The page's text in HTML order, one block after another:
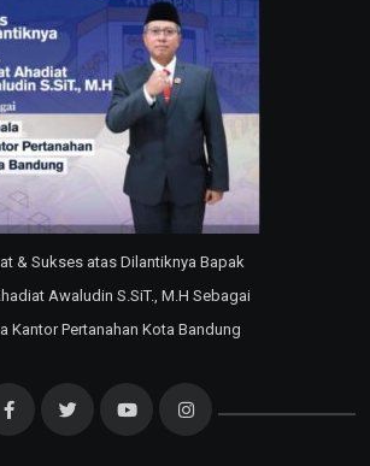
& Sukses atas Dilantiknya Bapak
Awaludin S.SiT., M.H Sebagai
Kantor Pertanahan Kota Bandung